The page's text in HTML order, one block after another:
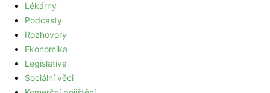
Lékárny
Podcasty
Rozhovory
Ekonomika
Legislativa
Sociální věci